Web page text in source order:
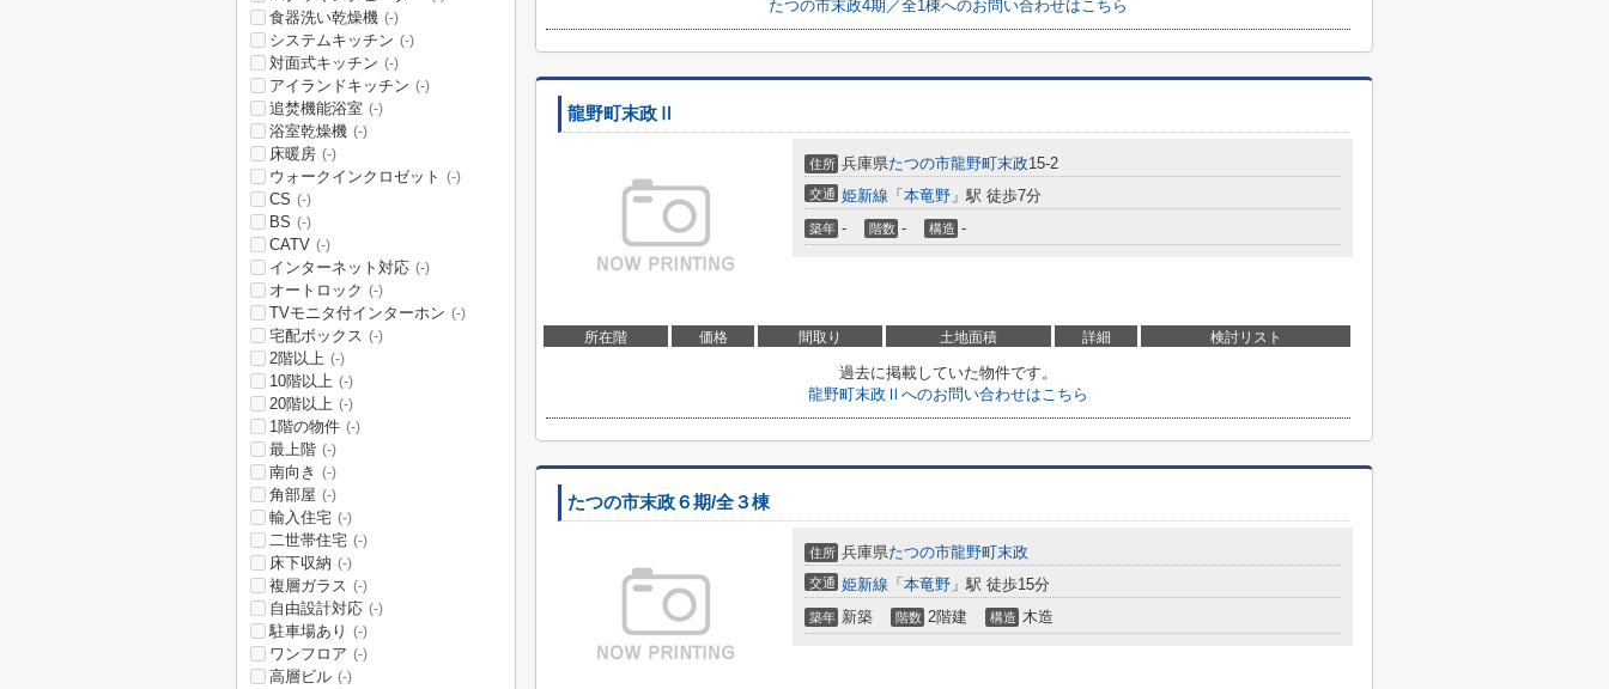
たつの市末政4期／全1棟へのお問い合わせはこちら
龍野町末政Ⅱ
住所 兵庫県たつの市龍野町末政15-2
交通 姫新線 「 本竜野 」駅 徒歩7分
築年 - 階数 - 構造 -
所在階 価格 間取り 土地面積 詳細 検討リスト
過去に掲載していた物件です。
龍野町末政Ⅱへのお問い合わせはこちら
たつの市末政６期/全３棟
住所 兵庫県たつの市龍野町末政
交通 姫新線 「 本竜野 」駅 徒歩15分
築年 新築 階数 2階建 構造 木造
食器洗い乾燥機 (-)
システムキッチン (-)
対面式キッチン (-)
アイランドキッチン (-)
追焚機能浴室 (-)
浴室乾燥機 (-)
床暖房 (-)
ウォークインクロゼット (-)
CS (-)
BS (-)
CATV (-)
インターネット対応 (-)
オートロック (-)
TVモニタ付インターホン (-)
宅配ボックス (-)
2階以上 (-)
10階以上 (-)
20階以上 (-)
1階の物件 (-)
最上階 (-)
南向き (-)
角部屋 (-)
輸入住宅 (-)
二世帯住宅 (-)
床下収納 (-)
複層ガラス (-)
自由設計対応 (-)
駐車場あり (-)
ワンフロア (-)
高層ビル (-)